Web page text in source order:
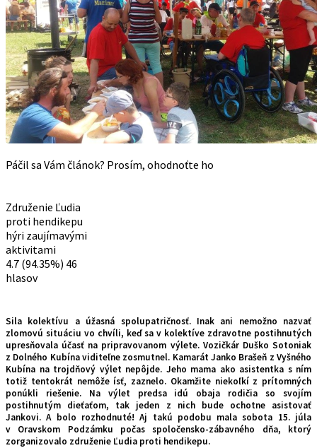
Páčil sa Vám článok? Prosím, ohodnoťte ho
Združenie Ľudia
proti hendikepu
hýri zaujímavými
aktivitami
4.7 (94.35%) 46
hlasov
Sila kolektívu a úžasná spolupatričnosť. Inak ani nemožno nazvať
zlomovú situáciu vo chvíli, keď sa v kolektíve zdravotne postihnutých
upresňovala účasť na pripravovanom výlete. Vozičkár Duško Sotoniak
z Dolného Kubína viditeľne zosmutnel. Kamarát Janko Brašeň z Vyšného
Kubína na trojdňový výlet nepôjde. Jeho mama ako asistentka s ním
totiž tentokrát nemôže ísť, zaznelo. Okamžite niekoľkí z prítomných
ponúkli riešenie. Na výlet predsa idú obaja rodičia so svojím
postihnutým dieťaťom, tak jeden z nich bude ochotne asistovať
Jankovi. A bolo rozhodnuté! Aj takú podobu mala sobota 15. júla
v Oravskom Podzámku počas spoločensko-zábavného dňa, ktorý
zorganizovalo združenie Ľudia proti hendikepu.